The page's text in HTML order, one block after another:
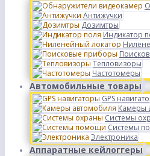
Антижучки
Дозимтры
Индикатор
Тепловизоры
Частотомеры
Автомобильные товары
GPS
Камеры
Системы
Системы
Электроника
Аппаратные кейлоггеры